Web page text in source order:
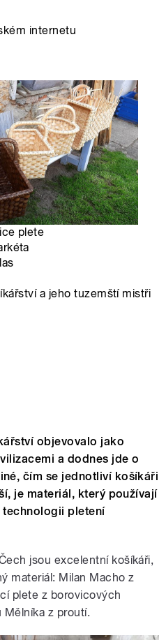
internetu
plete
a jeho tuzemští mistři
objevovalo jako
a dodnes jde o
čím se jednotliví košíkáři
je materiál, který používají
technologii pletení
jsou excelentní košíkáři,
materiál: Milan Macho z
plete z borovicových
Mělníka z proutí.